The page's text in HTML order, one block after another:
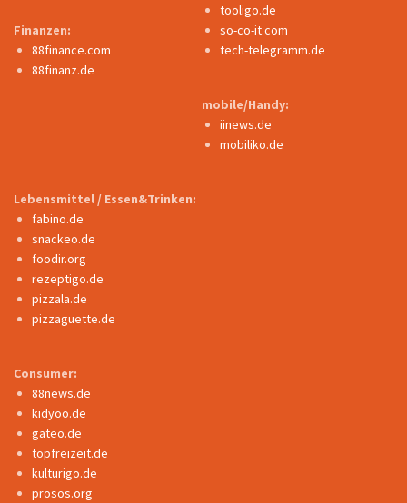
Finanzen:
88finance.com
88finanz.de
tooligo.de
so-co-it.com
tech-telegramm.de
mobile/Handy:
iinews.de
mobiliko.de
Lebensmittel / Essen&Trinken:
fabino.de
snackeo.de
foodir.org
rezeptigo.de
pizzala.de
pizzaguette.de
Consumer:
88news.de
kidyoo.de
gateo.de
topfreizeit.de
kulturigo.de
prosos.org